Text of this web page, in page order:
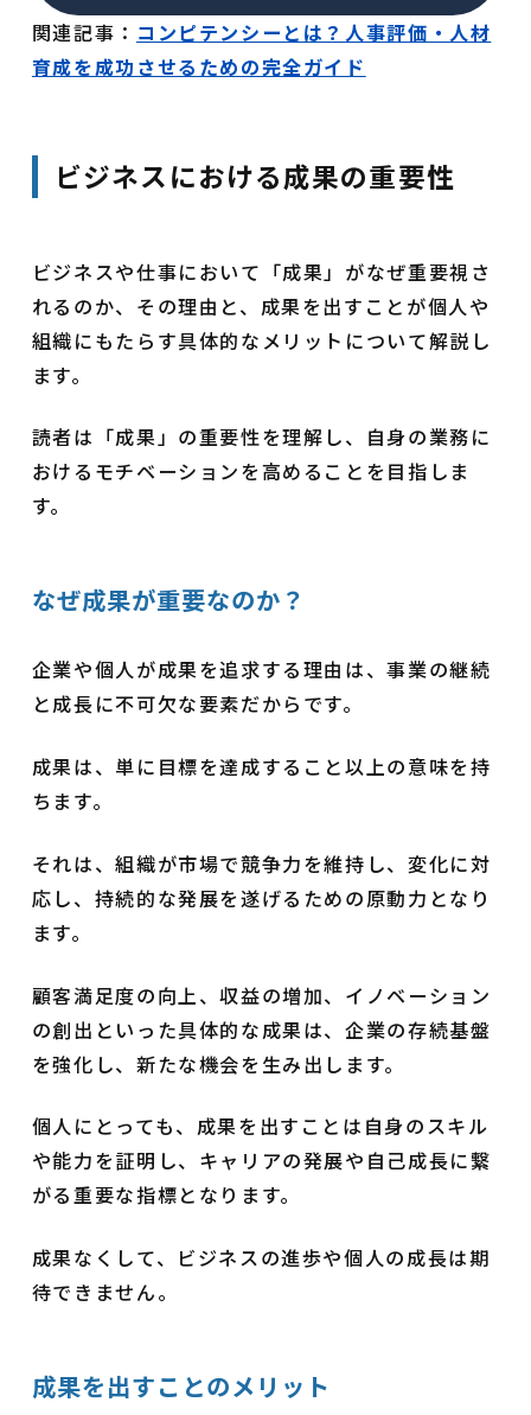
関連記事： コンピテンシーとは？人事評価・人材
育成を成功させるための完全ガイド
ビジネスにおける成果の重要性
ビジネスや仕事において「成果」がなぜ重要視さ
れるのか、その理由と、成果を出すことが個人や
組織にもたらす具体的なメリットについて解説し
ます。
読者は「成果」の重要性を理解し、自身の業務に
おけるモチベーションを高めることを目指しま
す。
なぜ成果が重要なのか？
企業や個人が成果を追求する理由は、事業の継続
と成長に不可欠な要素だからです。
成果は、単に目標を達成すること以上の意味を持
ちます。
それは、組織が市場で競争力を維持し、変化に対
応し、持続的な発展を遂げるための原動力となり
ます。
顧客満足度の向上、収益の増加、イノベーション
の創出といった具体的な成果は、企業の存続基盤
を強化し、新たな機会を生み出します。
個人にとっても、成果を出すことは自身のスキル
や能力を証明し、キャリアの発展や自己成長に繋
がる重要な指標となります。
成果なくして、ビジネスの進歩や個人の成長は期
待できません。
成果を出すことのメリット